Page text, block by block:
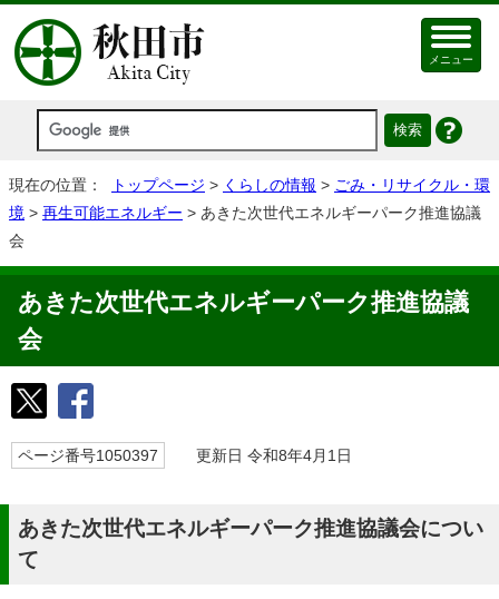
メニュー
現在の位置： トップページ > くらしの情報 > ごみ・リサイクル・環
境 > 再生可能エネルギー > あきた次世代エネルギーパーク推進協議
会
あきた次世代エネルギーパーク推進協議
会
ページ番号1050397 更新日 令和8年4月1日
あきた次世代エネルギーパーク推進協議会につい
て